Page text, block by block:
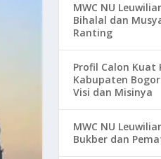
MWC NU
Bihalal dan
Ranting
Profil Calon Kuat
Kabupaten
Visi dan Misinya
MWC NU
Bukber dan